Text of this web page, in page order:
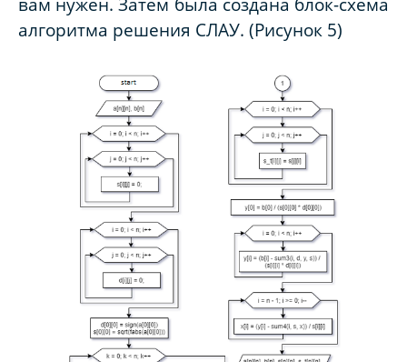
алгоритма решения СЛАУ. (Рисунок 5)